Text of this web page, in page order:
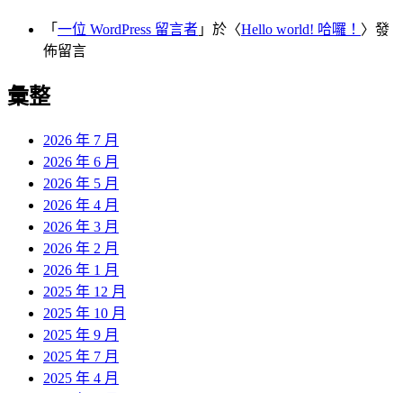
「 一位 WordPress 留言者 」於〈Hello world! 哈囉！ 〉發
佈留言
彙整
2026 年 7 月
2026 年 6 月
2026 年 5 月
2026 年 4 月
2026 年 3 月
2026 年 2 月
2026 年 1 月
2025 年 12 月
2025 年 10 月
2025 年 9 月
2025 年 7 月
2025 年 4 月